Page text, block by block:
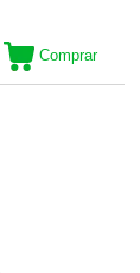
Comprar